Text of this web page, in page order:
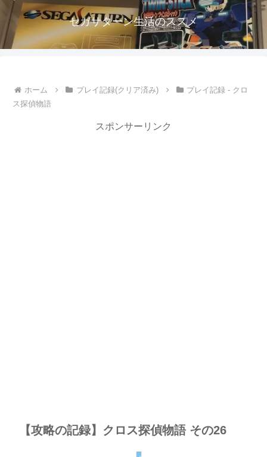
セガサターン生活のススメ
ホーム プレイ記録(クリア済み)
プレイ記録 - クロ
ス探偵物語
スポンサーリンク
【攻略の記録】クロス探偵物語 その26